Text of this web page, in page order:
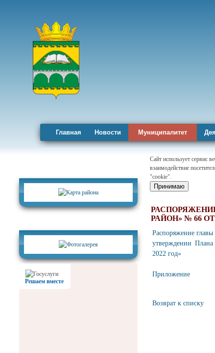
Главная Новости Муниципалитет
Решаем вместе
Сайт использует сервис
взаимодействие
"cookie".
Принимаю
РАЙОН» № 66 ОТ
Распоряжение
утверждении
2022 год»
Приложение
Возврат к списку